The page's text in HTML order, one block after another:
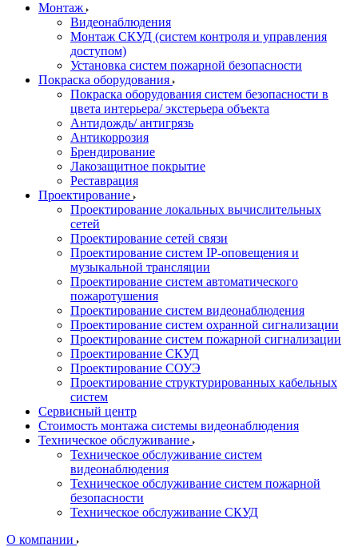
Монтаж
Видеонаблюдения
Монтаж СКУД (систем контроля и управления
доступом)
Установка систем пожарной безопасности
Покраска оборудования
Покраска оборудования систем безопасности в
цвета интерьера/ экстерьера объекта
Антидождь/ антигрязь
Антикоррозия
Брендирование
Лакозащитное покрытие
Реставрация
Проектирование
Проектирование локальных вычислительных
сетей
Проектирование сетей связи
Проектирование систем IP-оповещения и
музыкальной трансляции
Проектирование систем автоматического
пожаротушения
Проектирование систем видеонаблюдения
Проектирование систем охранной сигнализации
Проектирование систем пожарной сигнализации
Проектирование СКУД
Проектирование СОУЭ
Проектирование структурированных кабельных
систем
Сервисный центр
Стоимость монтажа системы видеонаблюдения
Техническое обслуживание
Техническое обслуживание систем
видеонаблюдения
Техническое обслуживание систем пожарной
безопасности
Техническое обслуживание СКУД
О компании